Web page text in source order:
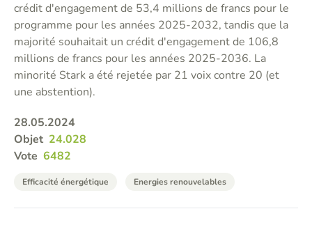
crédit d'engagement de 53,4 millions de francs pour le
programme pour les années 2025-2032, tandis que la
majorité souhaitait un crédit d'engagement de 106,8
millions de francs pour les années 2025-2036. La
minorité Stark a été rejetée par 21 voix contre 20 (et
une abstention).
28.05.2024
Objet 24.028
Vote 6482
Efficacité énergétique Energies renouvelables